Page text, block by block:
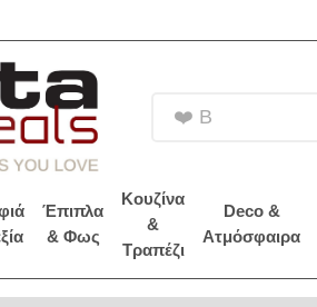
❤️ Βρες τα B
Έπιπλα
& Φως
Κουζίνα
&
Τραπέζι
Deco &
Ατμόσφαιρα